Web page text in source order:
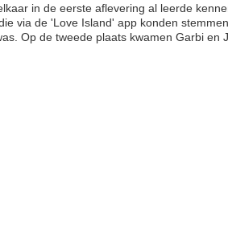
in de eerste aflevering al leerde
via de 'Love Island' app konden
Op de tweede plaats kwamen Garbi en